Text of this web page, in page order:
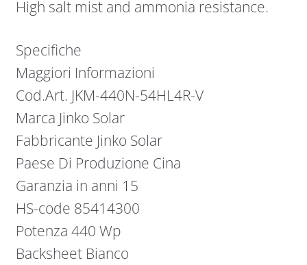
High salt mist and ammonia resistance.
Specifiche
Maggiori Informazioni
Cod.Art. JKM-440N-54HL4R-V
Marca Jinko Solar
Fabbricante Jinko Solar
Paese Di Produzione Cina
Garanzia in anni 15
HS-code 85414300
Potenza 440 Wp
Backsheet Bianco